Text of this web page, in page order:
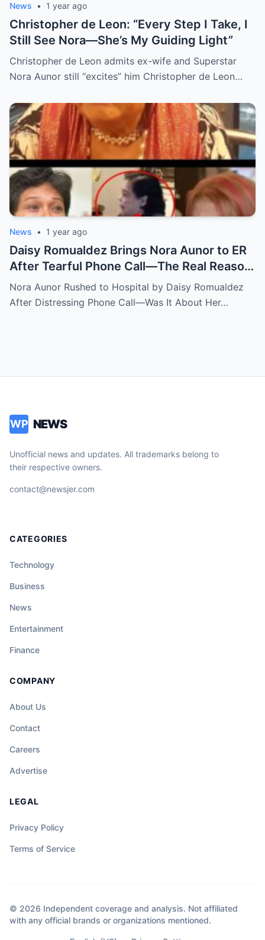
News • 1 year ago
Christopher de Leon: “Every Step I Take, I
Still See Nora—She’s My Guiding Light”
Christopher de Leon admits ex-wife and Superstar
Nora Aunor still “excites” him Christopher de Leon…
News • 1 year ago
Daisy Romualdez Brings Nora Aunor to ER
After Tearful Phone Call—The Real Reason
Revealed
Nora Aunor Rushed to Hospital by Daisy Romualdez
After Distressing Phone Call—Was It About Her…
WP NEWS
Unofficial news and updates. All trademarks belong to
their respective owners.
contact@newsjer.com
CATEGORIES
Technology
Business
News
Entertainment
Finance
COMPANY
About Us
Contact
Careers
Advertise
LEGAL
Privacy Policy
Terms of Service
© 2026 Independent coverage and analysis. Not affiliated
with any official brands or organizations mentioned.